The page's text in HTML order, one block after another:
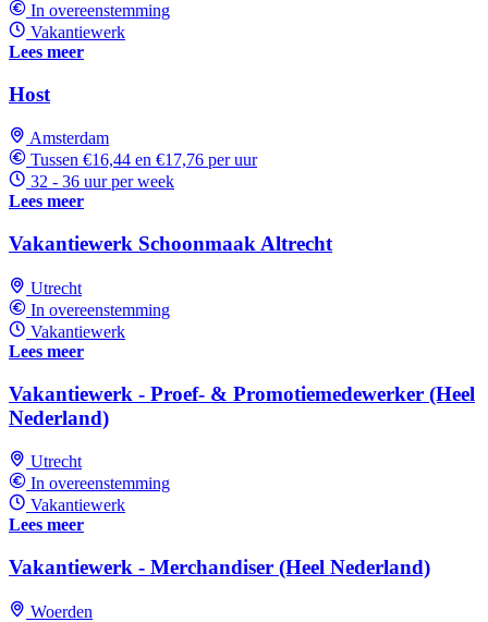
In overeenstemming
Vakantiewerk
Lees meer
Host
Amsterdam
Tussen €16,44 en €17,76 per uur
32 - 36 uur per week
Lees meer
Vakantiewerk Schoonmaak Altrecht
Utrecht
In overeenstemming
Vakantiewerk
Lees meer
Vakantiewerk - Proef- & Promotiemedewerker (Heel
Nederland)
Utrecht
In overeenstemming
Vakantiewerk
Lees meer
Vakantiewerk - Merchandiser (Heel Nederland)
Woerden